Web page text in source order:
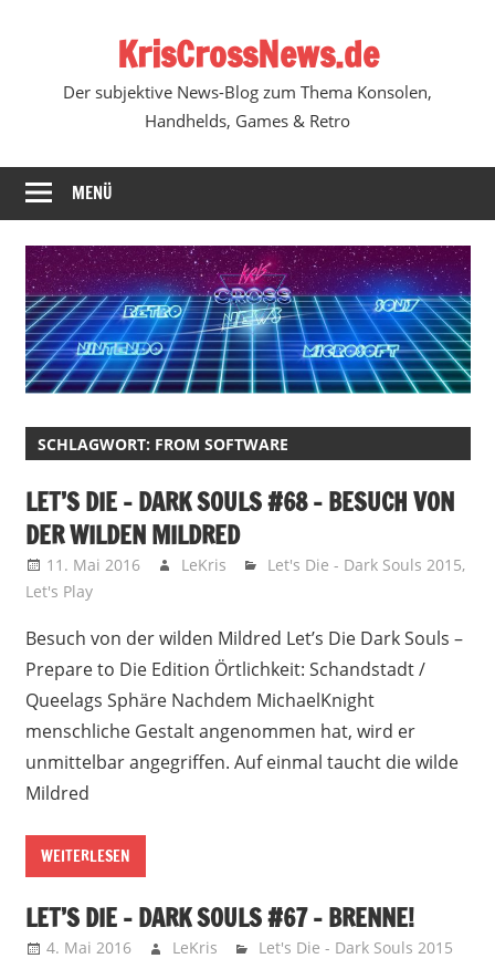
KrisCrossNews.de
Der subjektive News-Blog zum Thema Konsolen,
Handhelds, Games & Retro
MENÜ
SCHLAGWORT: FROM SOFTWARE
LET’S DIE – DARK SOULS #68 – BESUCH VON
DER WILDEN MILDRED
11. Mai 2016 LeKris Let's Die - Dark Souls 2015,
Let's Play
Besuch von der wilden Mildred Let’s Die Dark Souls –
Prepare to Die Edition Örtlichkeit: Schandstadt /
Queelags Sphäre Nachdem MichaelKnight
menschliche Gestalt angenommen hat, wird er
unmittelbar angegriffen. Auf einmal taucht die wilde
Mildred
WEITERLESEN
LET’S DIE – DARK SOULS #67 – BRENNE!
4. Mai 2016 LeKris Let's Die - Dark Souls 2015